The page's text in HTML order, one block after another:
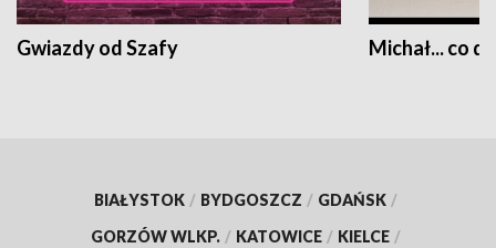
Gwiazdy od Szafy Michał... co
BIAŁYSTOK / BYDGOSZCZ / GDAŃSK /
GORZÓW WLKP. / KATOWICE / KIELCE /